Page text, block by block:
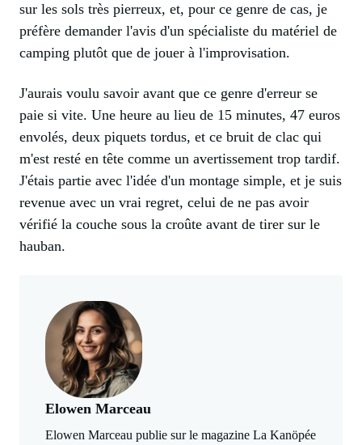
sur les sols très pierreux, et, pour ce genre de cas, je
préfère demander l'avis d'un spécialiste du matériel de
camping plutôt que de jouer à l'improvisation.
J'aurais voulu savoir avant que ce genre d'erreur se
paie si vite. Une heure au lieu de 15 minutes, 47 euros
envolés, deux piquets tordus, et ce bruit de clac qui
m'est resté en tête comme un avertissement trop tardif.
J'étais partie avec l'idée d'un montage simple, et je suis
revenue avec un vrai regret, celui de ne pas avoir
vérifié la couche sous la croûte avant de tirer sur le
hauban.
Elowen Marceau
Elowen Marceau publie sur le magazine La Kanöpée